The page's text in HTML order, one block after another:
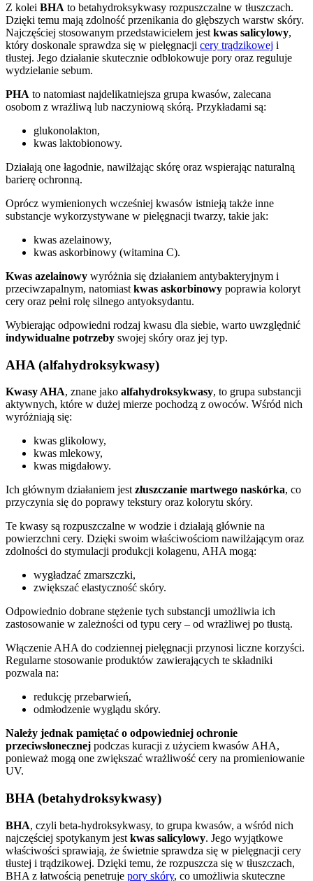
Z kolei BHA to betahydroksykwasy rozpuszczalne w tłuszczach.
Dzięki temu mają zdolność przenikania do głębszych warstw skóry.
Najczęściej stosowanym przedstawicielem jest kwas salicylowy,
który doskonale sprawdza się w pielęgnacji cery trądzikowej i
tłustej. Jego działanie skutecznie odblokowuje pory oraz reguluje
wydzielanie sebum.
PHA to natomiast najdelikatniejsza grupa kwasów, zalecana
osobom z wrażliwą lub naczyniową skórą. Przykładami są:
glukonolakton,
kwas laktobionowy.
Działają one łagodnie, nawilżając skórę oraz wspierając naturalną
barierę ochronną.
Oprócz wymienionych wcześniej kwasów istnieją także inne
substancje wykorzystywane w pielęgnacji twarzy, takie jak:
kwas azelainowy,
kwas askorbinowy (witamina C).
Kwas azelainowy wyróżnia się działaniem antybakteryjnym i
przeciwzapalnym, natomiast kwas askorbinowy poprawia koloryt
cery oraz pełni rolę silnego antyoksydantu.
Wybierając odpowiedni rodzaj kwasu dla siebie, warto uwzględnić
indywidualne potrzeby swojej skóry oraz jej typ.
AHA (alfahydroksykwasy)
Kwasy AHA, znane jako alfahydroksykwasy, to grupa substancji
aktywnych, które w dużej mierze pochodzą z owoców. Wśród nich
wyróżniają się:
kwas glikolowy,
kwas mlekowy,
kwas migdałowy.
Ich głównym działaniem jest złuszczanie martwego naskórka, co
przyczynia się do poprawy tekstury oraz kolorytu skóry.
Te kwasy są rozpuszczalne w wodzie i działają głównie na
powierzchni cery. Dzięki swoim właściwościom nawilżającym oraz
zdolności do stymulacji produkcji kolagenu, AHA mogą:
wygładzać zmarszczki,
zwiększać elastyczność skóry.
Odpowiednio dobrane stężenie tych substancji umożliwia ich
zastosowanie w zależności od typu cery – od wrażliwej po tłustą.
Włączenie AHA do codziennej pielęgnacji przynosi liczne korzyści.
Regularne stosowanie produktów zawierających te składniki
pozwala na:
redukcję przebarwień,
odmłodzenie wyglądu skóry.
Należy jednak pamiętać o odpowiedniej ochronie
przeciwsłonecznej podczas kuracji z użyciem kwasów AHA,
ponieważ mogą one zwiększać wrażliwość cery na promieniowanie
UV.
BHA (betahydroksykwasy)
BHA, czyli beta-hydroksykwasy, to grupa kwasów, a wśród nich
najczęściej spotykanym jest kwas salicylowy. Jego wyjątkowe
właściwości sprawiają, że świetnie sprawdza się w pielęgnacji cery
tłustej i trądzikowej. Dzięki temu, że rozpuszcza się w tłuszczach,
BHA z łatwością penetruje pory skóry, co umożliwia skuteczne